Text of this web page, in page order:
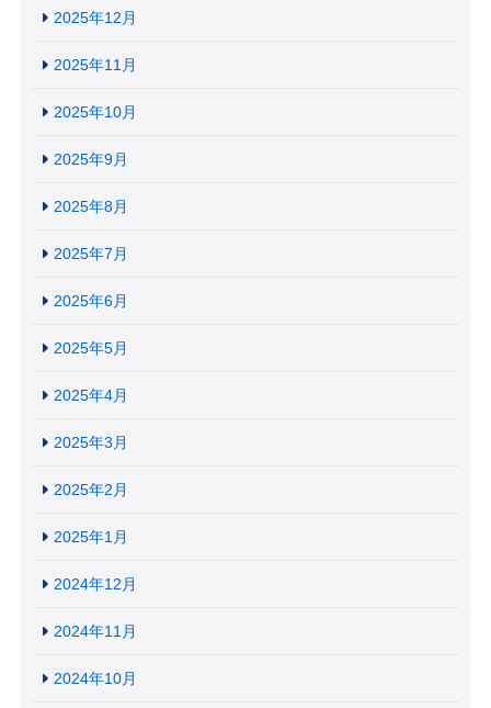
2025年12月
2025年11月
2025年10月
2025年9月
2025年8月
2025年7月
2025年6月
2025年5月
2025年4月
2025年3月
2025年2月
2025年1月
2024年12月
2024年11月
2024年10月